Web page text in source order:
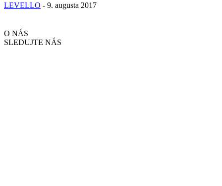
LEVELLO - 9. augusta 2017
O NÁS
SLEDUJTE NÁS